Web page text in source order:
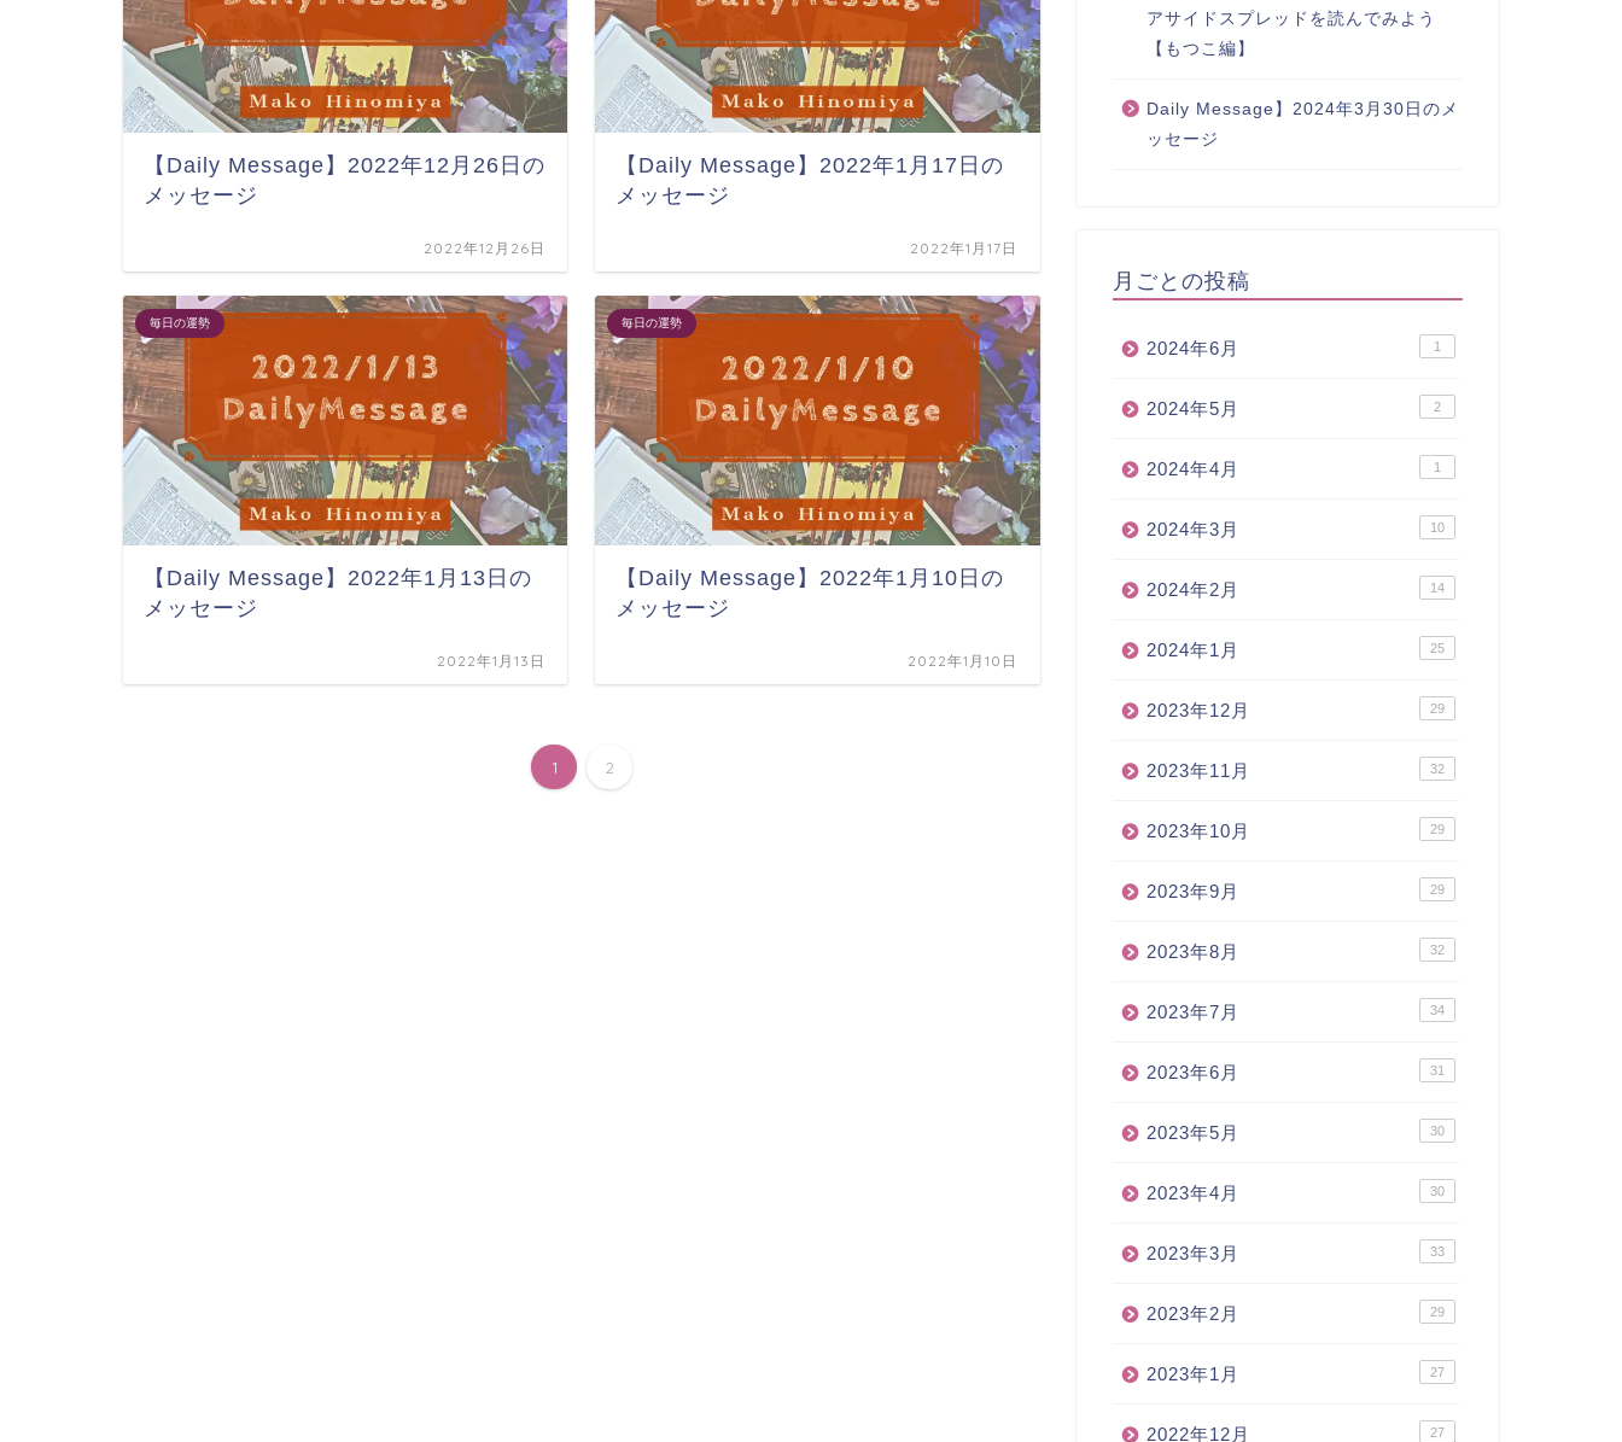
【Daily Message】2022年12月26日の
メッセージ
2022年12月26日
【Daily Message】2022年1月17日の
メッセージ
2022年1月17日
毎日の運勢
【Daily Message】2022年1月13日の
メッセージ
2022年1月13日
毎日の運勢
【Daily Message】2022年1月10日の
メッセージ
2022年1月10日
1 2
アサイドスプレッドを読んでみよう
【もつこ編】
Daily Message】2024年3月30日のメ
ッセージ
月ごとの投稿
2024年6月 1
2024年5月 2
2024年4月 1
2024年3月 10
2024年2月 14
2024年1月 25
2023年12月 29
2023年11月 32
2023年10月 29
2023年9月 29
2023年8月 32
2023年7月 34
2023年6月 31
2023年5月 30
2023年4月 30
2023年3月 33
2023年2月 29
2023年1月 27
2022年12月 27